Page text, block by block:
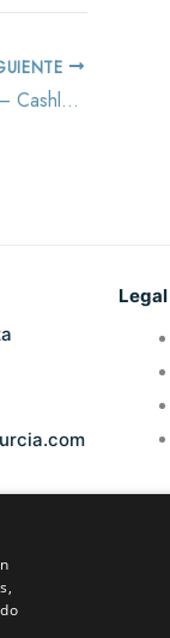
Cajón Inteligente de Cobro – Cashlogy
Legal